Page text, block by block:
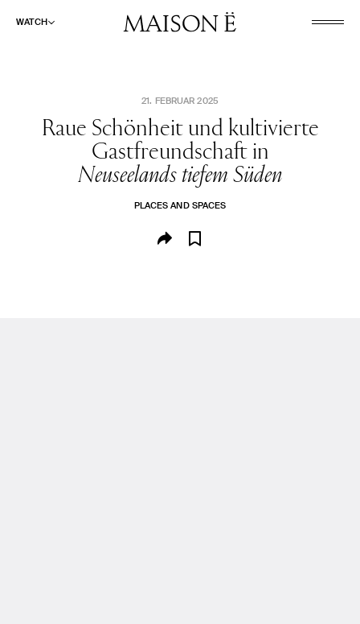
WATCH
21. FEBRUAR 2025
Raue Schönheit und kultivierte
Gastfreundschaft in
Neuseelands tiefem Süden
PLACES AND SPACES